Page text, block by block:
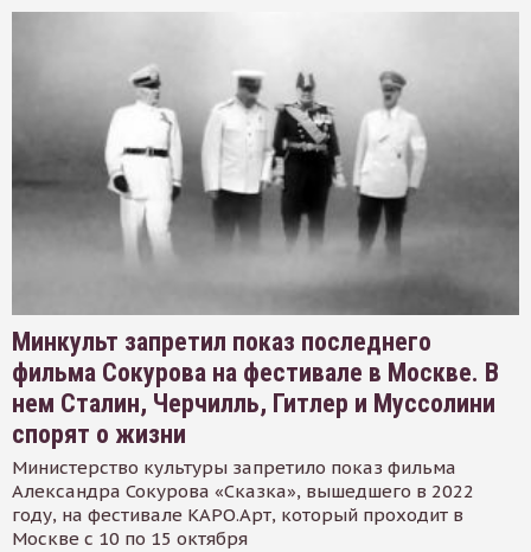
Минкульт запретил показ последнего
фильма Сокурова на фестивале в Москве. В
нем Сталин, Черчилль, Гитлер и Муссолини
спорят о жизни
Министерство культуры запретило показ фильма
Александра Сокурова «Сказка», вышедшего в 2022
году, на фестивале КАРО.Арт, который проходит в
Москве с 10 по 15 октября